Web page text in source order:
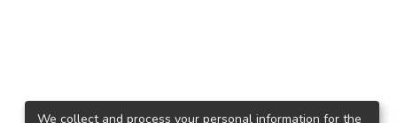
We collect and process your personal information for the